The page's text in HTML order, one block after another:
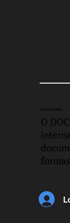
DOC. COIMBRA
O